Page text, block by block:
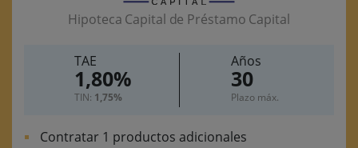
Hipoteca Capital de Préstamo Capital
TAE
1,80%
TIN: 1,75%
Años
30
Plazo máx.
Contratar 1 productos adicionales